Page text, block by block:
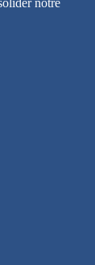
notre